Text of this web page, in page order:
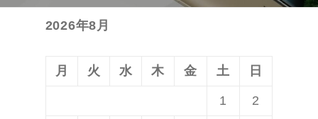
投
2026年8月
月 火 水 木 金 土 日
1 2